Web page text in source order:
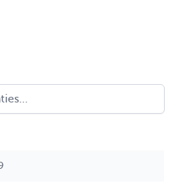
om zelf te komen meten in